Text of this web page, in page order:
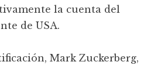
la cuenta del
de USA.
Mark Zuckerberg,